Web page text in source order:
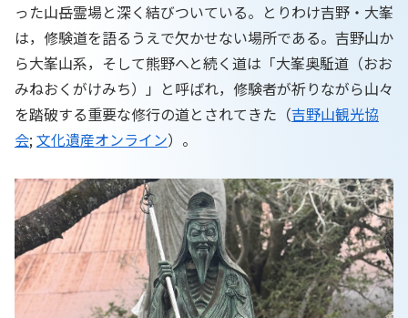
った山岳霊場と深く結びついている。とりわけ吉野・大峯
は，修験道を語るうえで欠かせない場所である。吉野山か
ら大峯山系，そして熊野へと続く道は「大峯奥駈道（おお
みねおくがけみち）」と呼ばれ，修験者が祈りながら山々
を踏破する重要な修行の道とされてきた（吉野山観光協
会; 文化遺産オンライン）。